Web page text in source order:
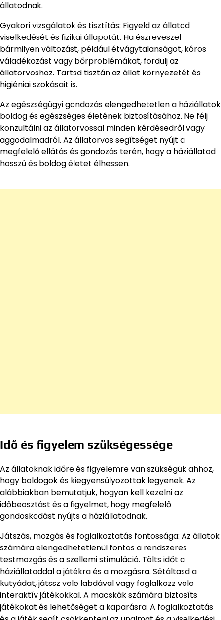
állatodnak.
Gyakori vizsgálatok és tisztítás: Figyeld az állatod
viselkedését és fizikai állapotát. Ha észreveszel
bármilyen változást, például étvágytalanságot, kóros
váladékozást vagy bőrproblémákat, fordulj az
állatorvoshoz. Tartsd tisztán az állat környezetét és
higiéniai szokásait is.
Az egészségügyi gondozás elengedhetetlen a háziállatok
boldog és egészséges életének biztosításához. Ne félj
konzultálni az állatorvossal minden kérdésedről vagy
aggodalmadról. Az állatorvos segítséget nyújt a
megfelelő ellátás és gondozás terén, hogy a háziállatod
hosszú és boldog életet élhessen.
Idő és figyelem szükségessége
Az állatoknak időre és figyelemre van szükségük ahhoz,
hogy boldogok és kiegyensúlyozottak legyenek. Az
alábbiakban bemutatjuk, hogyan kell kezelni az
időbeosztást és a figyelmet, hogy megfelelő
gondoskodást nyújts a háziállatodnak.
Játszás, mozgás és foglalkoztatás fontossága: Az állatok
számára elengedhetetlenül fontos a rendszeres
testmozgás és a szellemi stimuláció. Tölts időt a
háziállatoddal a játékra és a mozgásra. Sétáltasd a
kutyádat, játssz vele labdával vagy foglalkozz vele
interaktív játékokkal. A macskák számára biztosíts
játékokat és lehetőséget a kaparásra. A foglalkoztatás